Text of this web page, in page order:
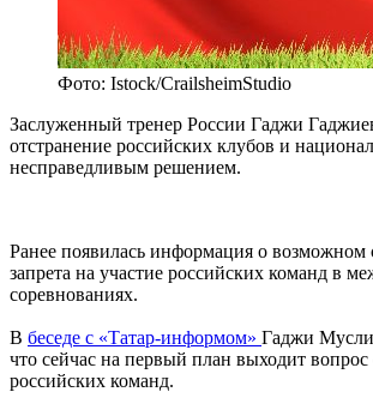
Фото: Istock/CrailsheimStudio
Заслуженный тренер России Гаджи
отстранение российских клубов и
несправедливым решением.
Ранее появилась информация о
запрета на участие российских команд в
соревнованиях.
В беседе с «Татар-информом» Гаджи
что сейчас на первый план выходит вопрос
российских команд.